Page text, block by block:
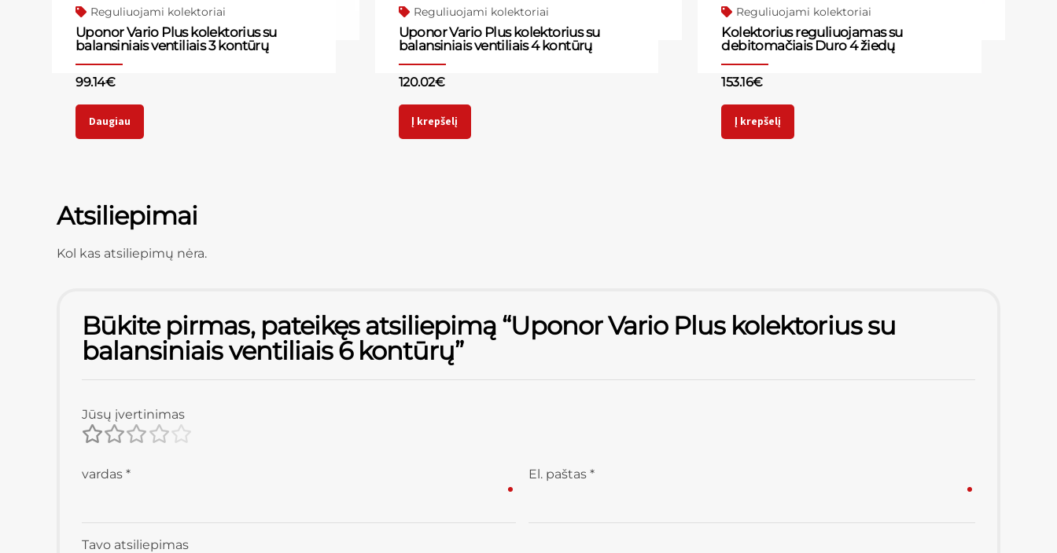
Reguliuojami kolektoriai
Uponor Vario Plus kolektorius su
balansiniais ventiliais 3 kontūrų
99.14€
Daugiau
Reguliuojami kolektoriai
Uponor Vario Plus kolektorius su
balansiniais ventiliais 4 kontūrų
120.02€
Į krepšelį
Reguliuojami kolektoriai
Kolektorius reguliuojamas su
debitomačiais Duro 4 žiedų
153.16€
Į krepšelį
Atsiliepimai
Kol kas atsiliepimų nėra.
Būkite pirmas, pateikęs atsiliepimą “Uponor Vario Plus kolektorius su
balansiniais ventiliais 6 kontūrų”
Jūsų įvertinimas
Tavo atsiliepimas
vardas * El. paštas *